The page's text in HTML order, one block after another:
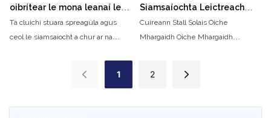
oibrítear le mona leanaí le
ceol agus cluichí stuara
spraíúla
Tá cluichí stuara spreagúla agus
ceol le siamsaíocht a chur ar na
spraoiúil agus idirghníomhach, tá an
riachtanach d'aon ionad siamsaíochta
Siamsaíochta Leictreach
Leanaí Cearnógach Stall
Trealamh Siamsaíochta
Cuireann Stall Solais Oíche
Mhargaidh Oíche Mhargaidh
spreagúil do leanaí ar an margadh
siamsa leictreach seo bealach
1 2